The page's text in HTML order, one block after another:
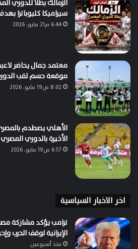
الزمالك بطلاً للدوري
سيراميكا كليوباترا
6:44 م21 مايو، 2026
معتمد جمال يحاضر
موقعة حسم لقب
8:02 ص19 مايو، 2026
الأهلي يصطدم
الأخيرة بالدوري
6:57 ص19 مايو، 2026
اخر الاخبار السياسية
ترامب يؤكد مشاركة
الإيرانية لوقف الحرب
منذ أسبوعين